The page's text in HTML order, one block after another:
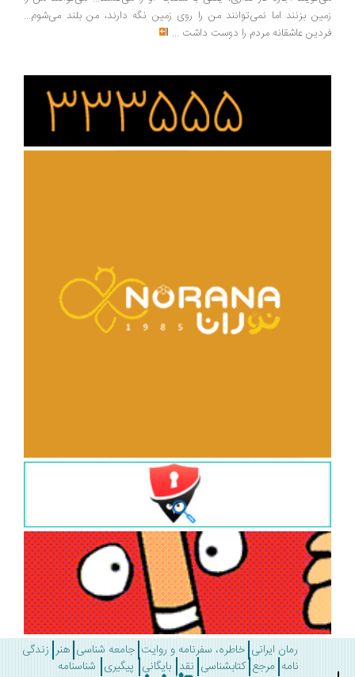
زمین بزنند اما نمی‌توانند من را روی زمین نگه دارند، من بلند می‌شوم...
فردین عاشقانه مردم را دوست داشت ...
رمان ایرانی خاطره، سفرنامه و روایت جامعه شناسی هنر زندگی
نامه مرجع کتابشناسی نقد بایگانی پیگیری شناسنامه